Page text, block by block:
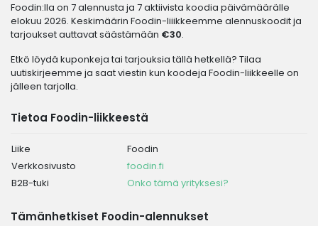
Foodin:lla on 7 alennusta ja 7 aktiivista koodia päivämäärälle
elokuu 2026. Keskimäärin Foodin-liiikkeemme alennuskoodit ja
tarjoukset auttavat säästämään €30.
Etkö löydä kuponkeja tai tarjouksia tällä hetkellä? Tilaa
uutiskirjeemme ja saat viestin kun koodeja Foodin-liikkeelle on
jälleen tarjolla.
Tietoa Foodin-liikkeestä
Liike
Foodin
Verkkosivusto
foodin.fi
B2B-tuki
Onko tämä yrityksesi?
Tämänhetkiset Foodin-alennukset